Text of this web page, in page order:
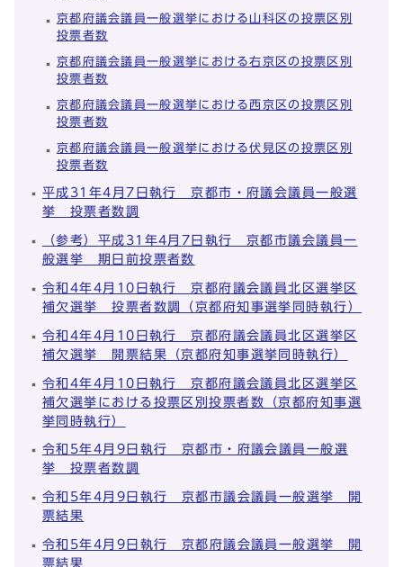
京都府議会議員一般選挙における山科区の投票区別
投票者数
京都府議会議員一般選挙における右京区の投票区別
投票者数
京都府議会議員一般選挙における西京区の投票区別
投票者数
京都府議会議員一般選挙における伏見区の投票区別
投票者数
平成31年4月7日執行 京都市・府議会議員一般選
挙 投票者数調
（参考）平成31年4月7日執行 京都市議会議員一
般選挙 期日前投票者数
令和4年4月10日執行 京都府議会議員北区選挙区
補欠選挙 投票者数調（京都府知事選挙同時執行）
令和4年4月10日執行 京都府議会議員北区選挙区
補欠選挙 開票結果（京都府知事選挙同時執行）
令和4年4月10日執行 京都府議会議員北区選挙区
補欠選挙における投票区別投票者数（京都府知事選
挙同時執行）
令和5年4月9日執行 京都市・府議会議員一般選
挙 投票者数調
令和5年4月9日執行 京都市議会議員一般選挙 開
票結果
令和5年4月9日執行 京都府議会議員一般選挙 開
票結果